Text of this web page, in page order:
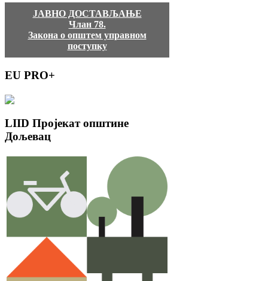
ЈАВНО ДОСТАВЉАЊЕ
Члан 78.
Закона о општем управном
поступку
EU PRO+
LIID Пројекат општине
Дољевац